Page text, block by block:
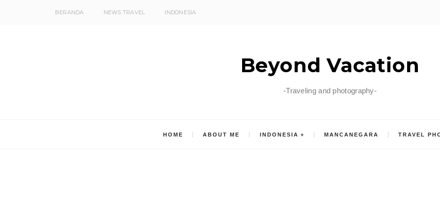
BERANDA NEWS TRAVEL INDONESIA
Beyond Vacation
-Traveling and photography-
HOME ABOUT ME INDONESIA MANCANEGARA TRAVEL